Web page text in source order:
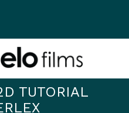
TUTORIAL